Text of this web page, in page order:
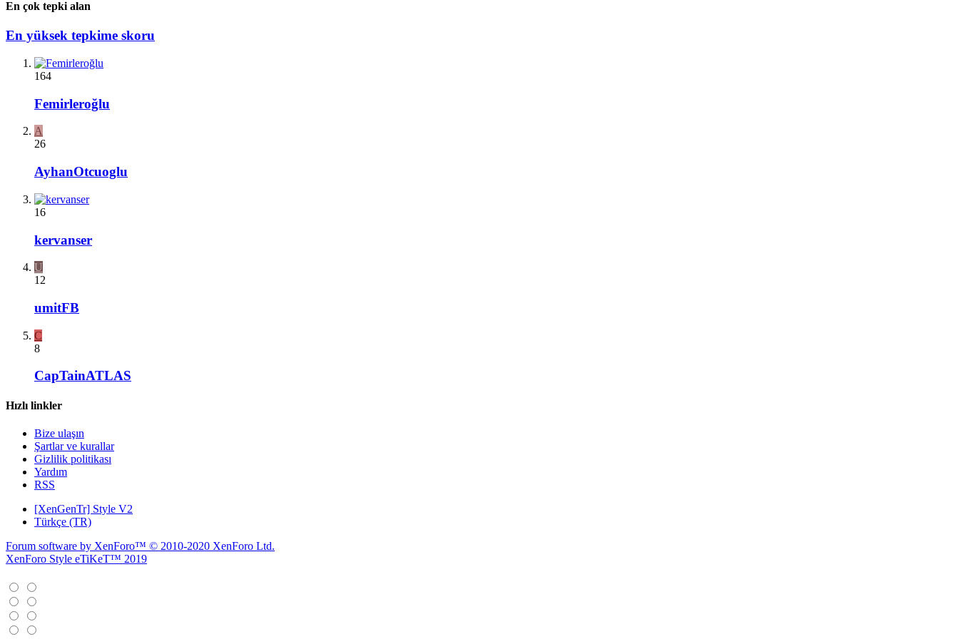
En çok tepki alan
En yüksek tepkime skoru
164
Femirleroğlu
A
26
AyhanOtcuoglu
16
kervanser
U
12
umitFB
C
8
CapTainATLAS
Hızlı linkler
Bize ulaşın
Şartlar ve kurallar
Gizlilik politikası
Yardım
RSS
[XenGenTr] Style V2
Türkçe (TR)
Forum software by XenForo™ © 2010-2020 XenForo Ltd.
XenForo Style eTiKeT™ 2019